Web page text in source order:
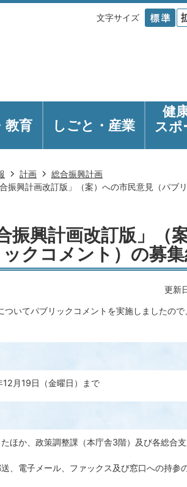
文字サイズ
教育 しごと・産業
健
スポ
計画
総合振興計画
振興計画改訂版」（案）への市民意見（パブ
振興計画改訂版」（
クコメント）の募
更新
いてパブリックコメントを実施しましたの
月19日（金曜日）まで
ほか、政策調整課（本庁舎3階）及び各総合
、電子メール、ファックス及び窓口への持参